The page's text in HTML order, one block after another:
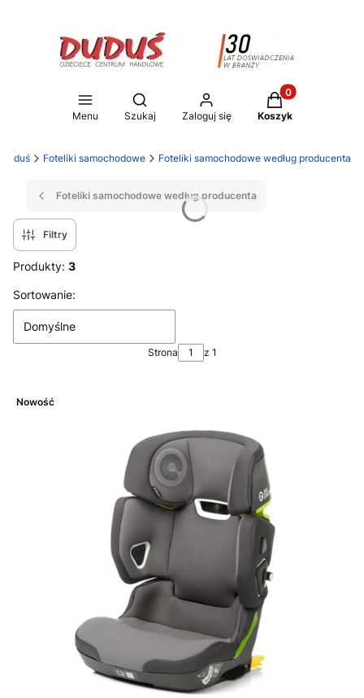
Menu
Otwórz wyszukiwarkę
Szukaj Zaloguj się
Produkty w
Koszyk
Foteliki samochodowe Foteliki samochodowe według producenta
Foteliki samochodowe według producenta
Filtry
Produkty: 3
Lista produktów
Sortowanie:
Domyślne
Strona z 1
Nowość